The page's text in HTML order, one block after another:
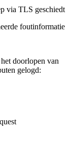
via TLS geschiedt
foutinformatie
doorlopen van
gelogd: